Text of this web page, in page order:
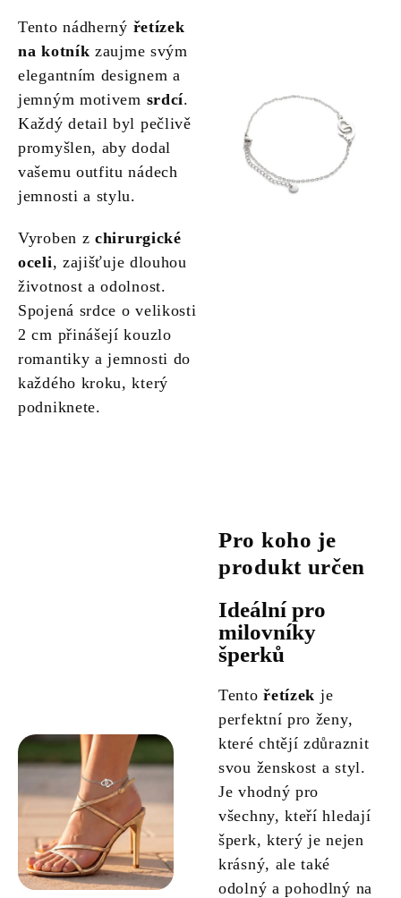
Tento nádherný řetízek
na kotník zaujme svým
elegantním designem a
jemným motivem srdcí.
Každý detail byl pečlivě
promyšlen, aby dodal
vašemu outfitu nádech
jemnosti a stylu.
Vyroben z chirurgické
oceli, zajišťuje dlouhou
životnost a odolnost.
Spojená srdce o velikosti
2 cm přinášejí kouzlo
romantiky a jemnosti do
každého kroku, který
podniknete.
Pro koho je
produkt určen
Ideální pro
milovníky
šperků
Tentořetízek je
perfektní pro ženy,
které chtějí zdůraznit
svou ženskost a styl.
Je vhodný pro
všechny, kteří hledají
šperk, který je nejen
krásný, ale také
odolný a pohodlný na